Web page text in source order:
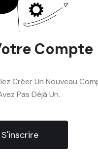
Compte
Créer Un Nouveau
Pas Déjà Un.
S'inscrire